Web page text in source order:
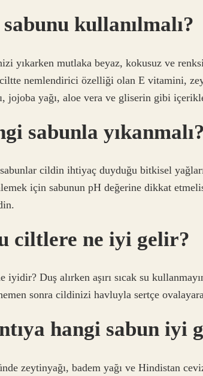
kullanılmalı?
yıkarken mutlaka beyaz, kokusuz ve
ciltte nemlendirici özelliği olan E vitamini,
jojoba yağı, aloe vera ve gliserin gibi
sabunla
cildin ihtiyaç duyduğu bitkisel
için sabunun pH değerine dikkat
ciltlere ne iyi gelir?
Duş alırken aşırı sıcak su
sonra cildinizi havluyla sertçe
hangi sabun iyi
zeytinyağı, badem yağı ve Hindistan